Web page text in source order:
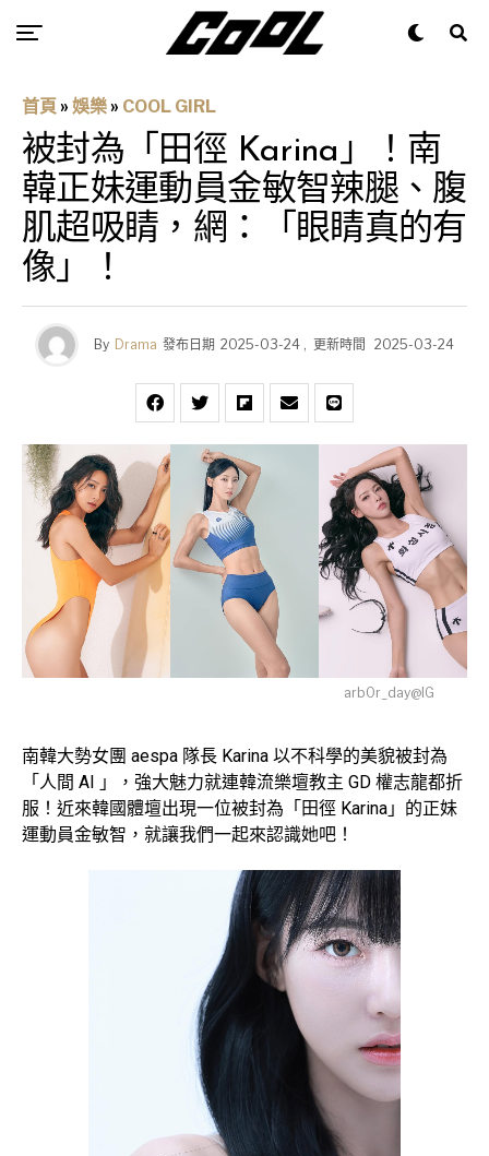
首頁 » 娛樂 » COOL GIRL
被封為「田徑 Karina」！南
韓正妹運動員金敏智辣腿、腹
肌超吸睛，網：「眼睛真的有
像」！
By Drama 發布日期 2025-03-24 , 更新時間 2025-03-24
arb0r_day@IG
南韓大勢女團 aespa 隊長 Karina 以不科學的美貌被封為
「人間 AI 」，強大魅力就連韓流樂壇教主 GD 權志龍都折
服！近來韓國體壇出現一位被封為「田徑 Karina」的正妹
運動員金敏智，就讓我們一起來認識她吧！